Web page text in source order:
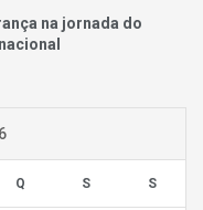
na jornada do
Q S S